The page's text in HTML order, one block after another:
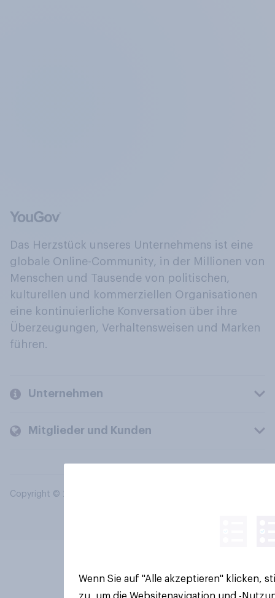
Das Herzstück unseres Unternehmens ist eine
globale Online-Community, in der Millionen von
Menschen und Tausende von politischen,
kulturellen und kommerziellen Organisationen
eine kontinuierliche Konversation über ihre
Überzeugungen, Verhaltensweisen und Marken
führen.
Unternehmen
Mitglieder und Kunden
Copyright © 2026 YouGov PLC. Alle Rechte vorbehalten.
Wenn Sie auf "Alle akzeptieren" klicken,
zu, um die Websitenavigation und -